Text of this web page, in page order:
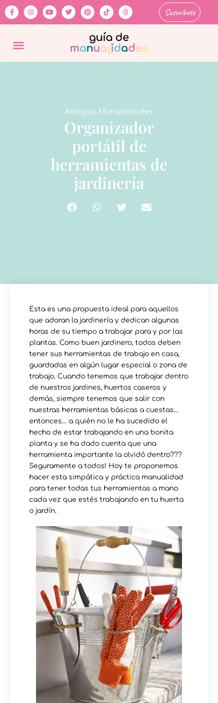
Suscríbete
Antiguo, Manualidades
Organizador
portátil de
herramientas de
jardinería
Esta es una propuesta ideal para aquellos
que adoran la jardinería y dedican algunas
horas de su tiempo a trabajar para y por las
plantas. Como buen jardinero, todos deben
tener sus herramientas de trabajo en casa,
guardadas en algún lugar especial o zona de
trabajo. Cuando tenemos que trabajar dentro
de nuestros jardines, huertos caseros y
demás, siempre tenemos que salir con
nuestras herramientas básicas a cuestas…
entonces… a quién no le ha sucedido el
hecho de estar trabajando en una bonita
planta y se ha dado cuenta que una
herramienta importante la olvidó dentro???
Seguramente a todos! Hoy te proponemos
hacer esta simpática y práctica manualidad
para tener todas tus herramientas a mano
cada vez que estés trabajando en tu huerta
o jardín.